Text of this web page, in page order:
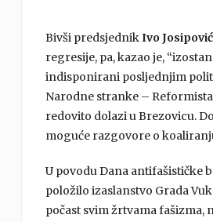
Bivši predsjednikIvo Josipović
regresije, pa, kazao je,
indisponirani posljednjim
Narodne stranke –
redovito dolazi u Brezovicu.
moguće razgovore o
U povodu Dana antifašističke
položilo izaslanstvo Grada
počast svim žrtvama fašizma,